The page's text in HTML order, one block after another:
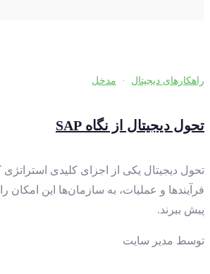
راهکارهای دیجیتال · مدخل
تحول دیجیتال از نگاه SAP
تحول دیجیتال یکی از اجزای کلیدی
فرآیندها و عملیات، به سازمان‌ها این
پیش ببرند.
توسط مدیر سایت